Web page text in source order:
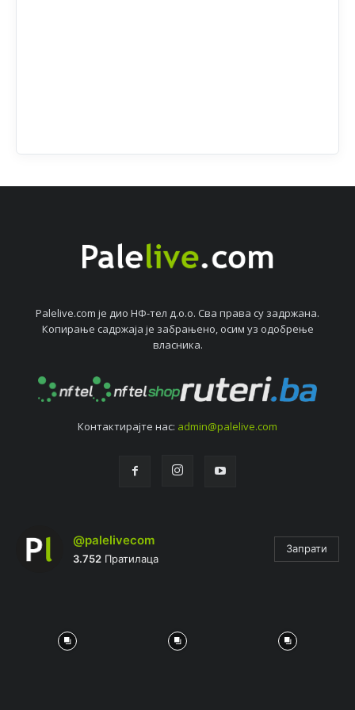
Palelive.com јe дио НФ-тeл д.о.о. Сва права су задржана.
Копирањe садржаја јe забрањeно, осим уз одобрeњe
власника.
Контактирајтe нас: admin@palelive.com
@palelivecom
3.752 Пратилаца
Запрати